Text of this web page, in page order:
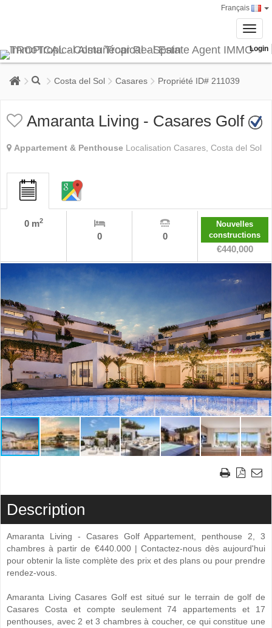
Français
Login
Costa del Sol Casares Propriété ID# 211039
Amaranta Living - Casares Golf
Appartement & Penthouse Localisation Casares, Costa del Sol
0 m2
0 0
Nouvelles
constructions
€440,000
Description
Amaranta Living - Casares Golf Appartement, penthouse 2, 3
chambres à partir de €440.000 | Contactez-nous dès aujourd'hui
pour obtenir la liste complète des prix et des plans ou pour prendre
rendez-vous.
Amaranta Living Casares Golf est situé sur le terrain de golf de
Casares Costa et compte seulement 74 appartements et 17
penthouses, avec 2 et 3 chambres à coucher, ce qui constitue une